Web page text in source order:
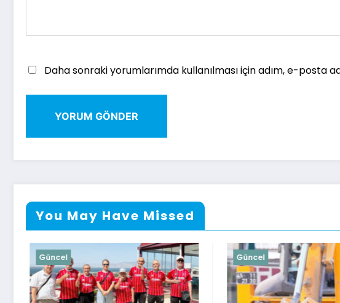
Daha sonraki yorumlarımda kullanılması için adım, e-posta
You May Have Missed
Güncel Güncel